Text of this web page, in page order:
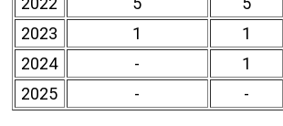
2023
1 1
2024
- 1
2025
- -